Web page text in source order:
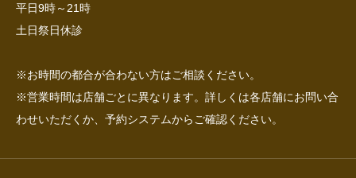
平日9時～21時
土日祭日休診
※お時間の都合が合わない方はご相談ください。
※営業時間は店舗ごとに異なります。詳しくは各店舗にお問い合
わせいただくか、予約システムからご確認ください。